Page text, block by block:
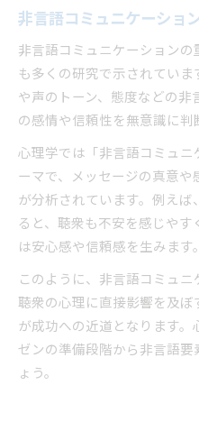
非言語コミュニケーショ
非言語コミュニケーション
も多くの研究で示されてい
や声のトーン、態度などの
の感情や信頼性を無意識に判
心理学では「非言語コミュ
ーマで、メッセージの真意
が分析されています。例え
ると、聴衆も不安を感じや
は安心感や信頼感を生みます。
このように、非言語コミュ
聴衆の心理に直接影響を及ぼ
が成功への近道となります
ゼンの準備段階から非言語
ょう。